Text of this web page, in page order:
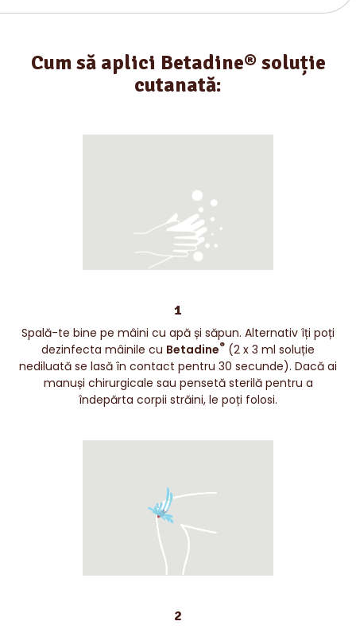
Cum să aplici Betadine® soluție
cutanată:
1
Spală-te bine pe mâini cu apă și săpun. Alternativ îți poți
dezinfecta mâinile cu Betadine® (2 x 3 ml soluție
nediluată se lasă în contact pentru 30 secunde). Dacă ai
manuși chirurgicale sau pensetă sterilă pentru a
îndepărta corpii străini, le poți folosi.
2